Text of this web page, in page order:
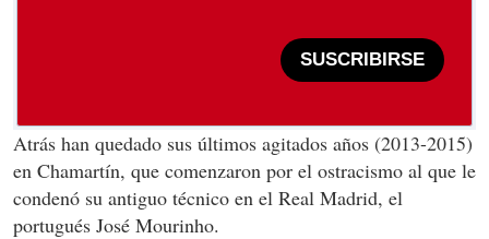
SUSCRIBIRSE
Atrás han quedado sus últimos agitados años (2013-2015)
en Chamartín, que comenzaron por el ostracismo al que le
condenó su antiguo técnico en el Real Madrid, el
portugués José Mourinho.